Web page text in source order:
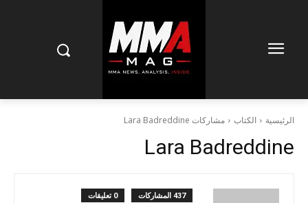
الرئيسية الكتاب مشاركات Lara Badreddine
Lara Badreddine
437 المشاركات 0 تعليقات